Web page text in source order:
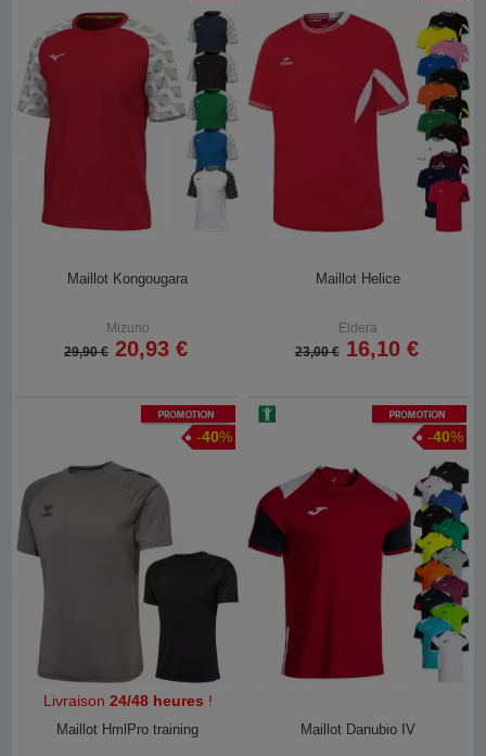
Maillot Kongougara
Mizuno
29,90 € 20,93 €
Maillot Helice
Eldera
23,00 € 16,10 €
Promotion
-40%
Livraison 24/48 heures !
Maillot HmlPro training
Promotion
-40%
Maillot Danubio IV